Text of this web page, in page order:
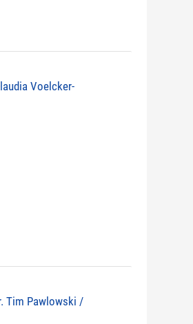
Voelcker-
Tim Pawlowski /